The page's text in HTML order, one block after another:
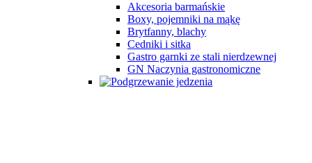
Akcesoria barmańskie
Boxy, pojemniki na mąkę
Brytfanny, blachy
Cedniki i sitka
Gastro garnki ze stali nierdzewnej
GN Naczynia gastronomiczne